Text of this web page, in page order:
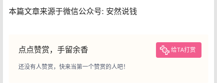
本篇文章来源于微信公众号: 安然说钱
点点赞赏，手留余香 给TA打赏
还没有人赞赏，快来当第一个赞赏的人吧！